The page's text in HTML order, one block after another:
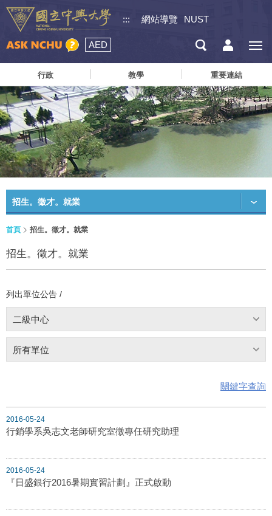
::: 網站導覽 NUST
AED
行政 教學 重要連結
招生。徵才。就業
首頁 招生。徵才。就業
招生。徵才。就業
列出單位公告 /
二級中心
所有單位
關鍵字查詢
2016-05-24
行銷學系吳志文老師研究室徵專任研究助理
2016-05-24
『日盛銀行2016暑期實習計劃』正式啟動